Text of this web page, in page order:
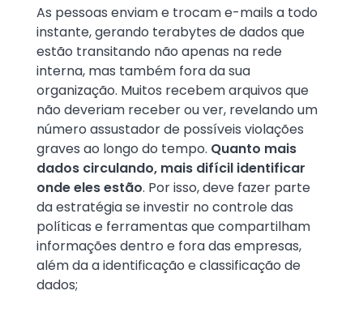
As pessoas enviam e trocam e-mails a todo
instante, gerando terabytes de dados que
estão transitando não apenas na rede
interna, mas também fora da sua
organização. Muitos recebem arquivos que
não deveriam receber ou ver, revelando um
número assustador de possíveis violações
graves ao longo do tempo. Quanto mais
dados circulando, mais difícil identificar
onde eles estão. Por isso, deve fazer parte
da estratégia se investir no controle das
políticas e ferramentas que compartilham
informações dentro e fora das empresas,
além da a identificação e classificação de
dados;